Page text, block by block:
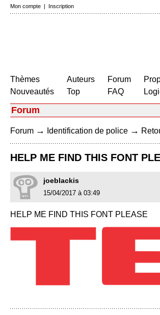
Mon compte | Inscription
Thèmes
Nouveautés
Auteurs
Top
Forum
FAQ
Forum
Forum → Identification de police →
HELP ME FIND THIS FONT
joeblackis
15/04/2017 à 03:49
HELP ME FIND THIS FONT PLEASE